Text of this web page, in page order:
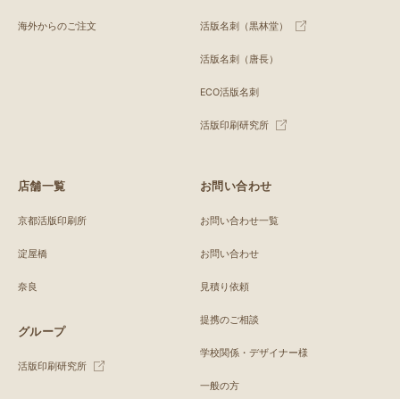
海外からのご注文 活版名刺（黒林堂）
活版名刺（唐長）
ECO活版名刺
活版印刷研究所
店舗一覧
京都活版印刷所
淀屋橋
奈良
グループ
活版印刷研究所
お問い合わせ
お問い合わせ一覧
お問い合わせ
見積り依頼
提携のご相談
学校関係・デザイナー様
一般の方